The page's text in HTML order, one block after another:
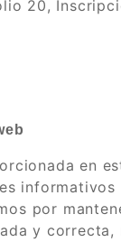
20,
en
informativos
por
y correcta,